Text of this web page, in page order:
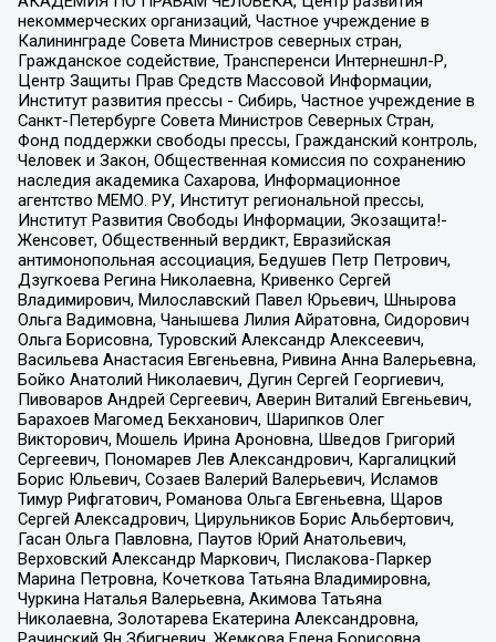
некоммерческих организаций, Частное учреждение в
Калининграде Совета Министров северных стран,
Гражданское содействие, Трансперенси Интернешнл-Р,
Центр Защиты Прав Средств Массовой Информации,
Институт развития прессы - Сибирь, Частное учреждение в
Санкт-Петербурге Совета Министров Северных Стран,
Фонд поддержки свободы прессы, Гражданский контроль,
Человек и Закон, Общественная комиссия по сохранению
наследия академика Сахарова, Информационное
агентство МЕМО. РУ, Институт региональной прессы,
Институт Развития Свободы Информации, Экозащита!-
Женсовет, Общественный вердикт, Евразийская
антимонопольная ассоциация, Бедушев Петр Петрович,
Дзугкоева Регина Николаевна, Кривенко Сергей
Владимирович, Милославский Павел Юрьевич, Шнырова
Ольга Вадимовна, Чанышева Лилия Айратовна, Сидорович
Ольга Борисовна, Туровский Александр Алексеевич,
Васильева Анастасия Евгеньевна, Ривина Анна Валерьевна,
Бойко Анатолий Николаевич, Дугин Сергей Георгиевич,
Пивоваров Андрей Сергеевич, Аверин Виталий Евгеньевич,
Барахоев Магомед Бекханович, Шарипков Олег
Викторович, Мошель Ирина Ароновна, Шведов Григорий
Сергеевич, Пономарев Лев Александрович, Каргалицкий
Борис Юльевич, Созаев Валерий Валерьевич, Исламов
Тимур Рифгатович, Романова Ольга Евгеньевна, Щаров
Сергей Алексадрович, Цирульников Борис Альбертович,
Гасан Ольга Павловна, Паутов Юрий Анатольевич,
Верховский Александр Маркович, Пислакова-Паркер
Марина Петровна, Кочеткова Татьяна Владимировна,
Чуркина Наталья Валерьевна, Акимова Татьяна
Николаевна, Золотарева Екатерина Александровна,